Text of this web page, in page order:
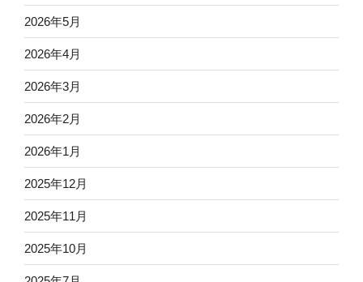
2026年5月
2026年4月
2026年3月
2026年2月
2026年1月
2025年12月
2025年11月
2025年10月